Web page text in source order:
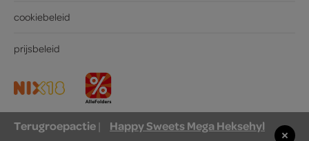
cookiebeleid
prijsbeleid
Terugroepactie|
Happy Sweets Mega Heksehyl